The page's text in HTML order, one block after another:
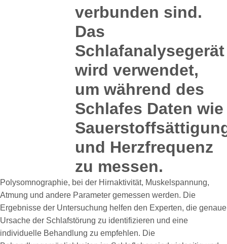
Polysomnographie, bei der Hirnaktivität, Muskelspannung,
Atmung und andere Parameter gemessen werden. Die
Ergebnisse der Untersuchung helfen den Experten, die genaue
Ursache der Schlafstörung zu identifizieren und eine
individuelle Behandlung zu empfehlen. Die